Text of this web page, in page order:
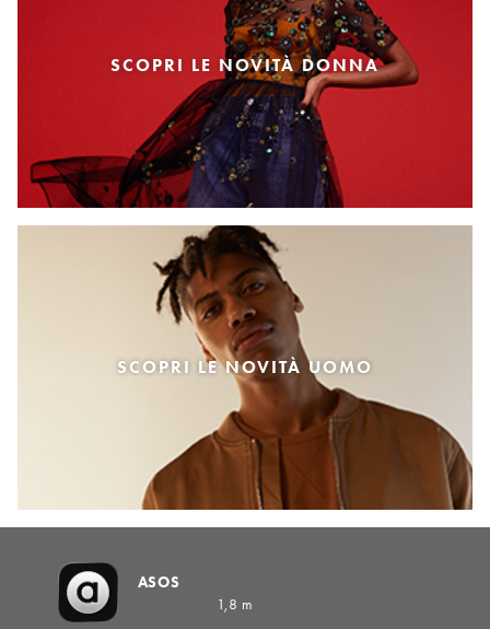
SCOPRI LE NOVITÀ DONNA
SCOPRI LE NOVITÀ UOMO
ASOS
1,8 m